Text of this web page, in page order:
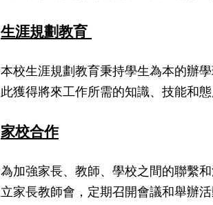
生涯規劃教育
本校生涯規劃教育秉持學生為本的辦
此獲得將來工作所需的知識、技能和
家校合作
為加強家長、教師、學校之間的聯繫
立家長教師會，定期召開會議和舉辦